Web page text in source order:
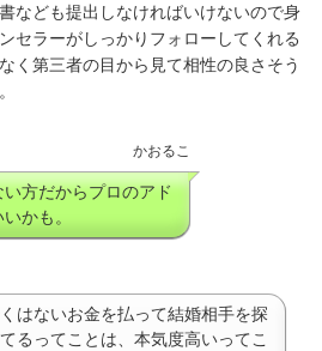
なども提出しなければいけないので身
セラーがしっかりフォローしてくれる
く第三者の目から見て相性の良さそう
かおるこ
方だからプロのアド
かも。
はないお金を払って結婚相手を探
るってことは、本気度高いってこ